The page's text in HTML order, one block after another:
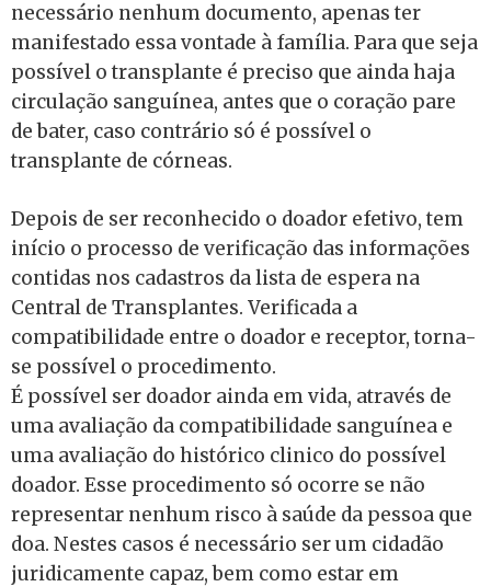
necessário nenhum documento, apenas ter
manifestado essa vontade à família. Para que seja
possível o transplante é preciso que ainda haja
circulação sanguínea, antes que o coração pare
de bater, caso contrário só é possível o
transplante de córneas.
Depois de ser reconhecido o doador efetivo, tem
início o processo de verificação das informações
contidas nos cadastros da lista de espera na
Central de Transplantes. Verificada a
compatibilidade entre o doador e receptor, torna-
se possível o procedimento.
É possível ser doador ainda em vida, através de
uma avaliação da compatibilidade sanguínea e
uma avaliação do histórico clinico do possível
doador. Esse procedimento só ocorre se não
representar nenhum risco à saúde da pessoa que
doa. Nestes casos é necessário ser um cidadão
juridicamente capaz, bem como estar em